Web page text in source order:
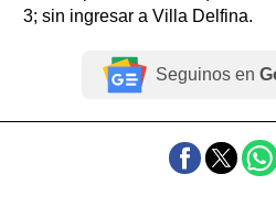
3; sin ingresar a Villa Delfina.
Seguinos en